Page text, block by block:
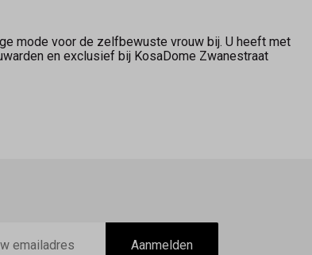
mode voor de zelfbewuste vrouw bij. U heeft met
en exclusief bij KosaDome Zwanestraat
Aanmelden